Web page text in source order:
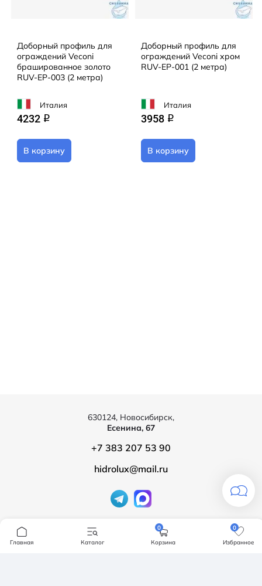
Доборный профиль для
ограждений Veconi
брашированное золото
RUV-EP-003 (2 метра)
Италия
4232 q
В корзину
Доборный профиль для
ограждений Veconi хром
RUV-EP-001 (2 метра)
Италия
3958 q
В корзину
Компания
Продукция
630124, Новосибирск,
Есенина, 67
+7 383 207 53 90
hidrolux@mail.ru
Главная Каталог
0
Корзина
0
Избранное